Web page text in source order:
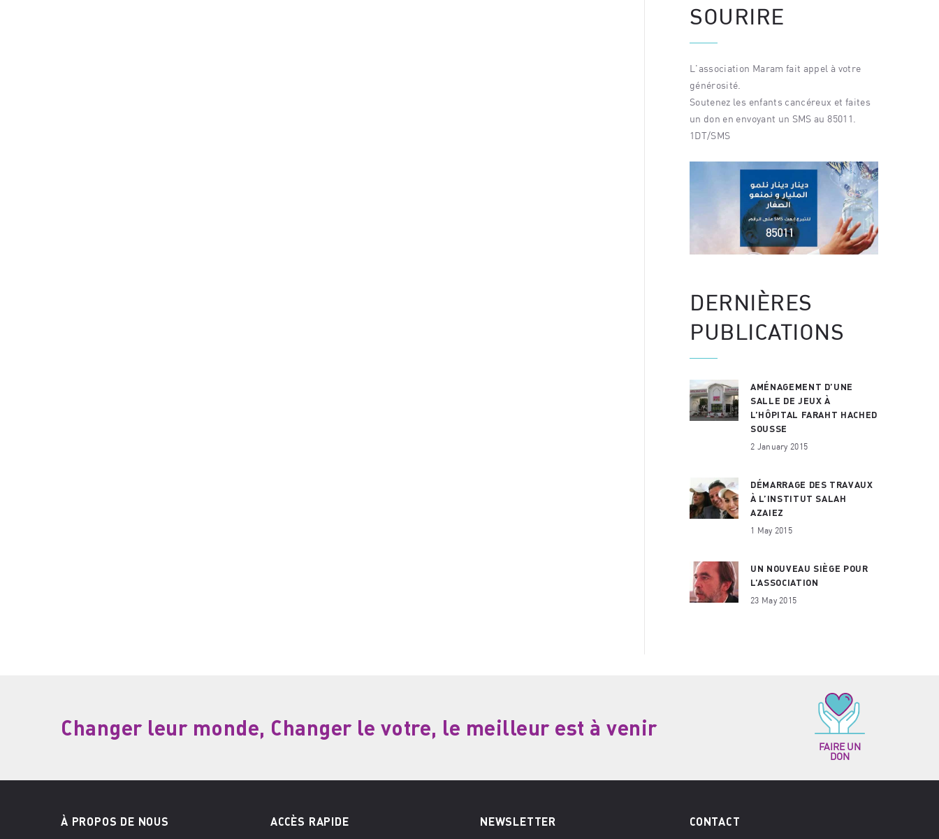
SOURIRE
L'association Maram fait appel à votre
générosité.
Soutenez les enfants cancéreux et faites
un don en envoyant un SMS au 85011.
1DT/SMS
DERNIÈRES
PUBLICATIONS
AMÉNAGEMENT D’UNE
SALLE DE JEUX À
L’HÔPITAL FARAHT HACHED
SOUSSE
2 January 2015
DÉMARRAGE DES TRAVAUX
À L’INSTITUT SALAH
AZAIEZ
1 May 2015
UN NOUVEAU SIÈGE POUR
L’ASSOCIATION
23 May 2015
Changer leur monde, Changer le votre, le meilleur est à venir
FAIRE UN
DON
À PROPOS DE NOUS ACCÈS RAPIDE NEWSLETTER CONTACT